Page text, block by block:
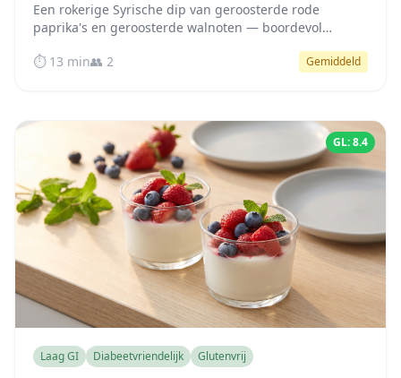
Een rokerige Syrische dip van geroosterde rode
paprika's en geroosterde walnoten — boordevol
milde glycemische voetafdruk.
⏱️ 13 min👥 2 Gemiddeld
GL: 8.4
Laag GI Diabeetvriendelijk Glutenvrij